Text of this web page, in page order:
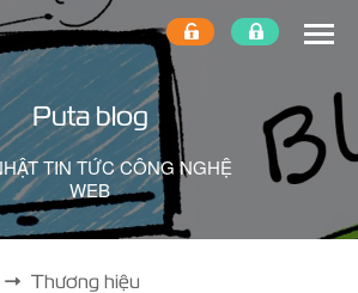
Puta blog
TIN TỨC CÔNG NGHỆ
WEB
Thương hiệu